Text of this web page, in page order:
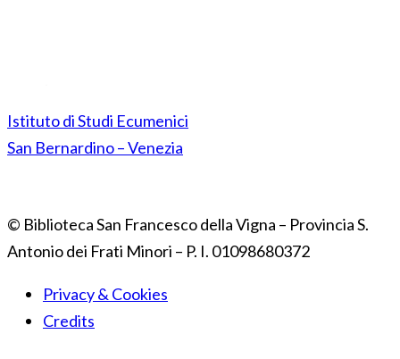
Istituto di Studi Ecumenici
San Bernardino – Venezia
© Biblioteca San Francesco della Vigna – Provincia S.
Antonio dei Frati Minori – P. I. 01098680372
Privacy & Cookies
Credits